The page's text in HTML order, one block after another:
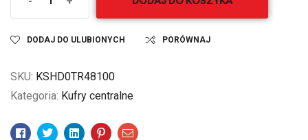
DODAJ DO ULUBIONYCH PORÓWNAJ
SKU: KSHD0TR48100
Kategoria: Kufry centralne
Facebook
TwitterLinkedinPinterestEmail